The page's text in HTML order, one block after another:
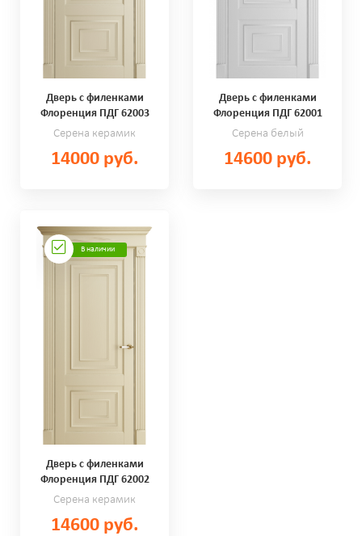
Дверь с филенками
Флоренция ПДГ 62003
Серена керамик
14000 руб.
Дверь с филенками
Флоренция ПДГ 62001
Серена белый
14600 руб.
В наличии
Дверь с филенками
Флоренция ПДГ 62002
Серена керамик
14600 руб.